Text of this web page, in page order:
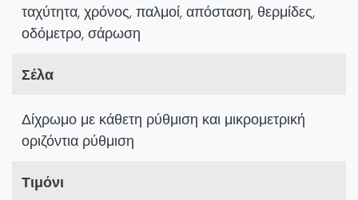
ταχύτητα, χρόνος, παλμοί, απόσταση, θερμίδες,
οδόμετρο, σάρωση
Σέλα
Δίχρωμο με κάθετη ρύθμιση και μικρομετρική
οριζόντια ρύθμιση
Τιμόνι